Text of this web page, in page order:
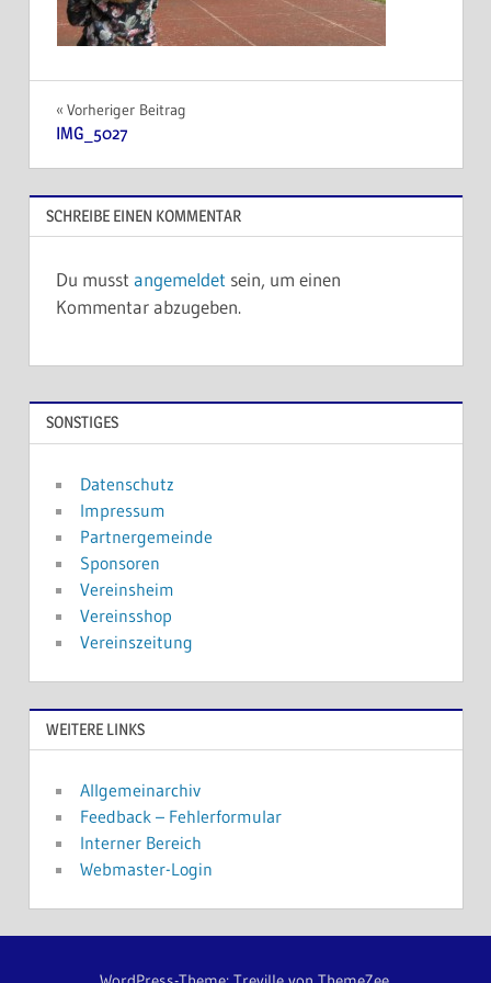
Beitragsnavigation
Vorheriger Beitrag
IMG_5027
SCHREIBE EINEN KOMMENTAR
Du musst angemeldet sein, um einen
Kommentar abzugeben.
SONSTIGES
Datenschutz
Impressum
Partnergemeinde
Sponsoren
Vereinsheim
Vereinsshop
Vereinszeitung
WEITERE LINKS
Allgemeinarchiv
Feedback – Fehlerformular
Interner Bereich
Webmaster-Login